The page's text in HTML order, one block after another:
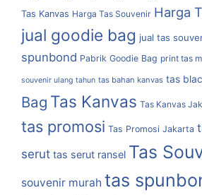
Tas Kanvas Harga Tas Souvenir Harga
jual goodie bag jual tas
spunbond Pabrik Goodie Bag print tas
souvenir ulang tahun tas bahan kanvas tas
Bag Tas Kanvas Tas Kanvas
tas promosi Tas Promosi Jakarta
serut tas serut ransel Tas
souvenir murah tas